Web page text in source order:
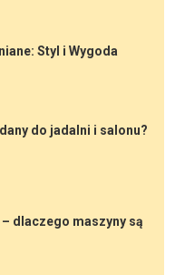
Styl i Wygoda
do jadalni i salonu?
dlaczego maszyny są